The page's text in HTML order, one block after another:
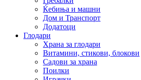
Ќебиња и машни
Дом и Транспорт
Додатоци
Глодари
Храна за глодари
Витамини, стикови, блокови
Садови за храна
Поилки